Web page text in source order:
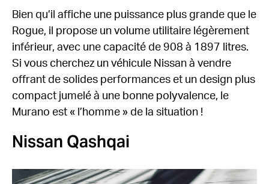
Bien qu’il affiche une puissance plus grande que le
Rogue, il propose un volume utilitaire légèrement
inférieur, avec une capacité de 908 à 1897 litres.
Si vous cherchez un véhicule Nissan à vendre
offrant de solides performances et un design plus
compact jumelé à une bonne polyvalence, le
Murano est « l’homme » de la situation !
Nissan Qashqai